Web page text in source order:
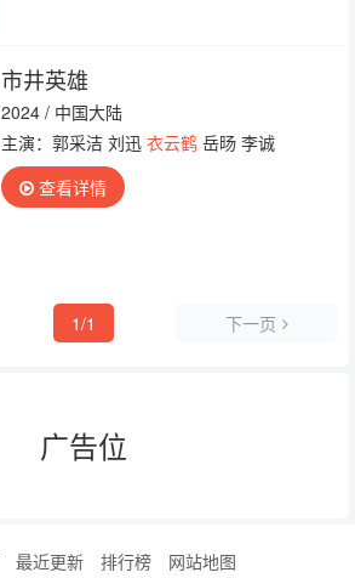
市井英雄
2024 / 中国大陆
主演：郭采洁 刘迅 衣云鹤岳旸 李诚
查看详情
1/1 下一页
广告位
最近更新 排行榜 网站地图